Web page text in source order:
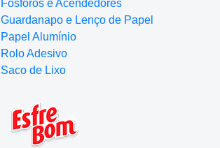
Fósforos e Acendedores
Guardanapo e Lenço de Papel
Papel Alumínio
Rolo Adesivo
Saco de Lixo